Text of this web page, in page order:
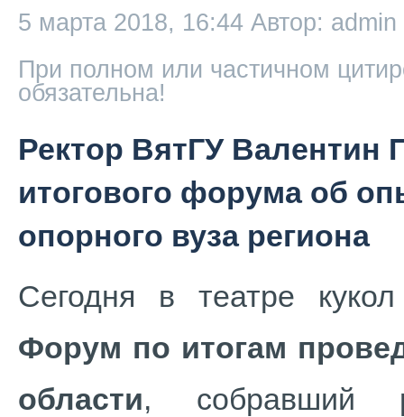
5 марта 2018, 16:44 Автор: admin
При полном или частичном
обязательна!
Ректор ВятГУ Валентин
итогового форума об
опорного вуза региона
Сегодня в театре
Форум по итогам
области, собравший